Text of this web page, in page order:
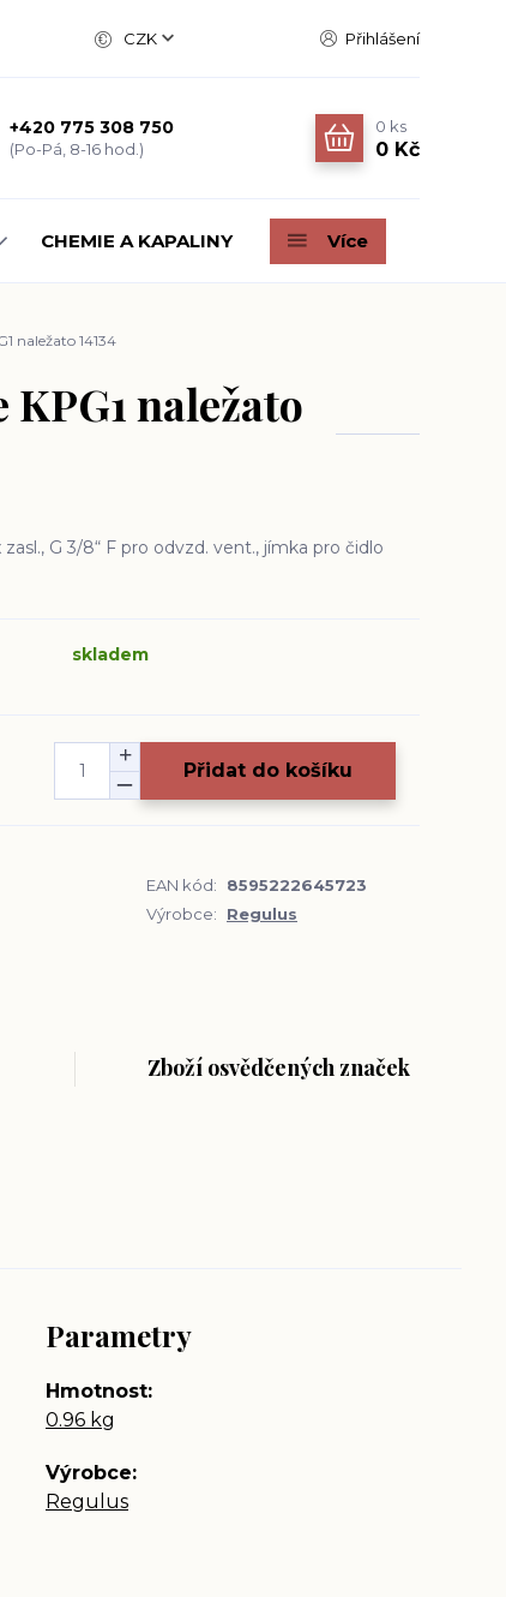
CZK Přihlášení
+420 775 308 750
(Po-Pá, 8-16 hod.)
0 ks
0 Kč
CHEMIE A KAPALINY Více
naležato 14134
naležato
G 3/8“ F pro odvzd. vent., jímka pro čidlo
skladem
Přidat do košíku
EAN kód:
8595222645723
Výrobce: Regulus
Zboží osvědčených značek
Parametry
Hmotnost
0.96 kg
Výrobce
Regulus